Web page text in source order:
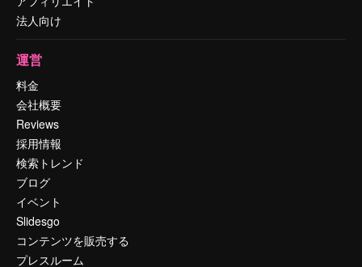
法人向け
運営
料金
会社概要
Reviews
採用情報
検索トレンド
ブログ
イベント
Slidesgo
コンテンツを販売する
プレスルーム